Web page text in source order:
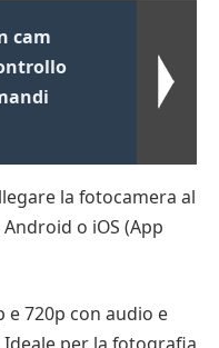
cam
la fotocamera al
o iOS (App
e 720p con audio e